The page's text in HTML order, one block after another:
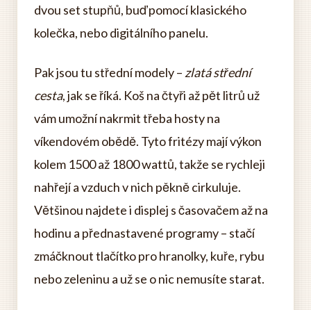
dvou set stupňů, buď pomocí klasického
kolečka, nebo digitálního panelu.
Pak jsou tu střední modely –zlatá střední
cesta, jak se říká. Koš na čtyři až pět litrů už
vám umožní nakrmit třeba hosty na
víkendovém obědě. Tyto fritézy mají výkon
kolem 1500 až 1800 wattů, takže se rychleji
nahřejí a vzduch v nich pěkně cirkuluje.
Většinou najdete i displej s časovačem až na
hodinu a přednastavené programy – stačí
zmáčknout tlačítko pro hranolky, kuře, rybu
nebo zeleninu a už se o nic nemusíte starat.